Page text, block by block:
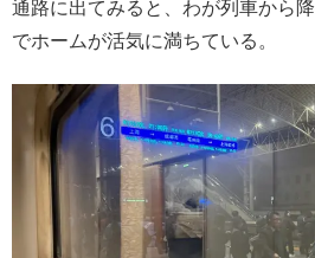
通路に出てみると、わが列車から
でホームが活気に満ちている。